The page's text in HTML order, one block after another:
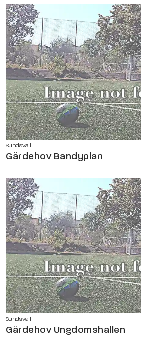
Sundsvall
Gärdehov Bandyplan
Sundsvall
Gärdehov Ungdomshallen